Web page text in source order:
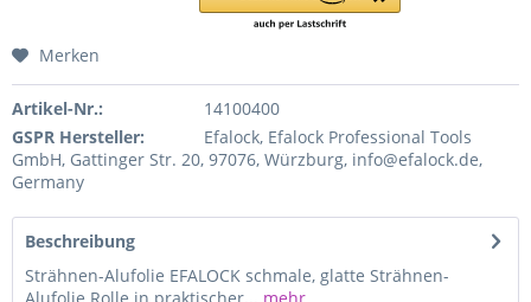
Merken
Artikel-Nr.:
14100400
GSPR Hersteller:
Efalock, Efalock Professional Tools
GmbH, Gattinger Str. 20, 97076, Würzburg, info@efalock.de,
Germany
Beschreibung
Strähnen-Alufolie EFALOCK schmale, glatte Strähnen-